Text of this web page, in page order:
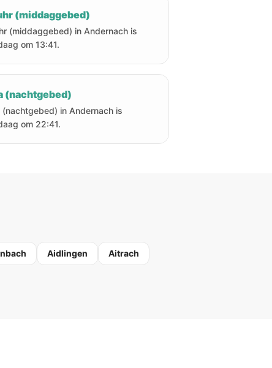
(middaggebed)
(middaggebed) in Andernach is
om 13:41.
(nachtgebed)
(nachtgebed) in Andernach is
om 22:41.
Aidlingen Aitrach